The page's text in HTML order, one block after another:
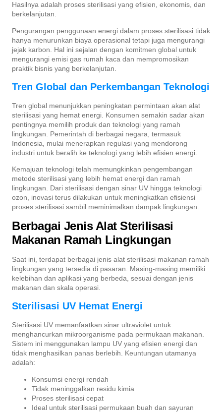
Hasilnya adalah proses sterilisasi yang efisien, ekonomis, dan
berkelanjutan.
Pengurangan penggunaan energi dalam proses sterilisasi tidak
hanya menurunkan biaya operasional tetapi juga mengurangi
jejak karbon. Hal ini sejalan dengan komitmen global untuk
mengurangi emisi gas rumah kaca dan mempromosikan
praktik bisnis yang berkelanjutan.
Tren Global dan Perkembangan Teknologi
Tren global menunjukkan peningkatan permintaan akan alat
sterilisasi yang hemat energi. Konsumen semakin sadar akan
pentingnya memilih produk dan teknologi yang ramah
lingkungan. Pemerintah di berbagai negara, termasuk
Indonesia, mulai menerapkan regulasi yang mendorong
industri untuk beralih ke teknologi yang lebih efisien energi.
Kemajuan teknologi telah memungkinkan pengembangan
metode sterilisasi yang lebih hemat energi dan ramah
lingkungan. Dari sterilisasi dengan sinar UV hingga teknologi
ozon, inovasi terus dilakukan untuk meningkatkan efisiensi
proses sterilisasi sambil meminimalkan dampak lingkungan.
Berbagai Jenis Alat Sterilisasi
Makanan Ramah Lingkungan
Saat ini, terdapat berbagai jenis alat sterilisasi makanan ramah
lingkungan yang tersedia di pasaran. Masing-masing memiliki
kelebihan dan aplikasi yang berbeda, sesuai dengan jenis
makanan dan skala operasi.
Sterilisasi UV Hemat Energi
Sterilisasi UV memanfaatkan sinar ultraviolet untuk
menghancurkan mikroorganisme pada permukaan makanan.
Sistem ini menggunakan lampu UV yang efisien energi dan
tidak menghasilkan panas berlebih. Keuntungan utamanya
adalah:
Konsumsi energi rendah
Tidak meninggalkan residu kimia
Proses sterilisasi cepat
Ideal untuk sterilisasi permukaan buah dan sayuran